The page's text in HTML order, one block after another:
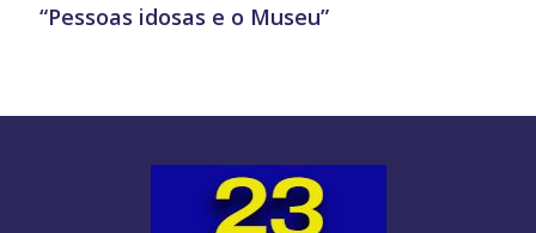
“Pessoas idosas e o Museu”